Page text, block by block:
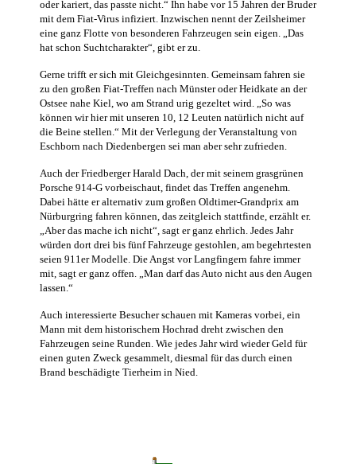
oder kariert, das passte nicht.“ Ihn habe vor 15 Jahren der Bruder
mit dem Fiat-Virus infiziert. Inzwischen nennt der Zeilsheimer
eine ganz Flotte von besonderen Fahrzeugen sein eigen. „Das
hat schon Suchtcharakter“, gibt er zu.
Gerne trifft er sich mit Gleichgesinnten. Gemeinsam fahren sie
zu den großen Fiat-Treffen nach Münster oder Heidkate an der
Ostsee nahe Kiel, wo am Strand urig gezeltet wird. „So was
können wir hier mit unseren 10, 12 Leuten natürlich nicht auf
die Beine stellen.“ Mit der Verlegung der Veranstaltung von
Eschborn nach Diedenbergen sei man aber sehr zufrieden.
Auch der Friedberger Harald Dach, der mit seinem grasgrünen
Porsche 914-G vorbeischaut, findet das Treffen angenehm.
Dabei hätte er alternativ zum großen Oldtimer-Grandprix am
Nürburgring fahren können, das zeitgleich stattfinde, erzählt er.
„Aber das mache ich nicht“, sagt er ganz ehrlich. Jedes Jahr
würden dort drei bis fünf Fahrzeuge gestohlen, am begehrtesten
seien 911er Modelle. Die Angst vor Langfingern fahre immer
mit, sagt er ganz offen. „Man darf das Auto nicht aus den Augen
lassen.“
Auch interessierte Besucher schauen mit Kameras vorbei, ein
Mann mit dem historischem Hochrad dreht zwischen den
Fahrzeugen seine Runden. Wie jedes Jahr wird wieder Geld für
einen guten Zweck gesammelt, diesmal für das durch einen
Brand beschädigte Tierheim in Nied.